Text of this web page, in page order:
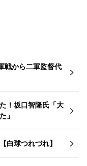
戦から二軍監督代
！坂口智隆氏「大
」
白球つれづれ】